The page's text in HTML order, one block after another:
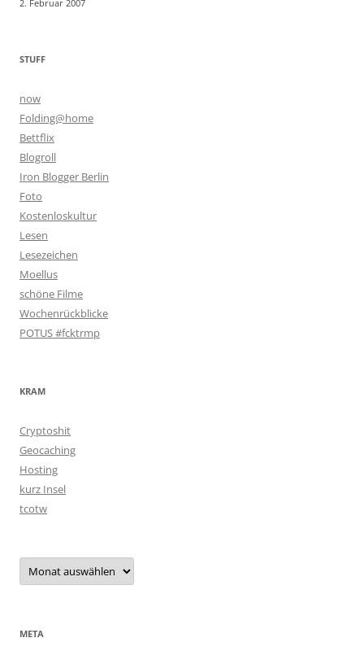
2. Februar 2007
STUFF
now
Folding@home
Bettflix
Blogroll
Iron Blogger Berlin
Foto
Kostenloskultur
Lesen
Lesezeichen
Moellus
schöne Filme
Wochenrückblicke
POTUS #fcktrmp
KRAM
Cryptoshit
Geocaching
Hosting
kurz Insel
tcotw
Archiv
META